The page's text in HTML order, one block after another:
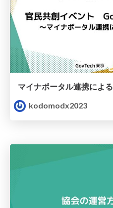
マイナポータル連携によ
kodomodx2023